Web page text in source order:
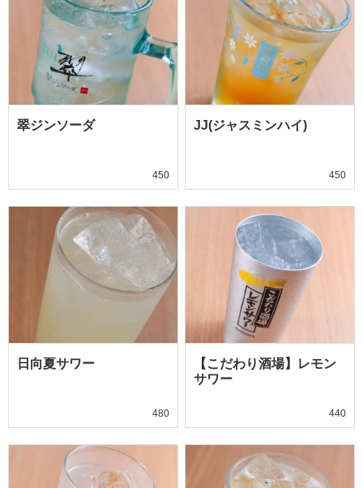
翠ジンソーダ
450
JJ(ジャスミンハイ)
450
日向夏サワー
480
【こだわり酒場】レモン
サワー
440